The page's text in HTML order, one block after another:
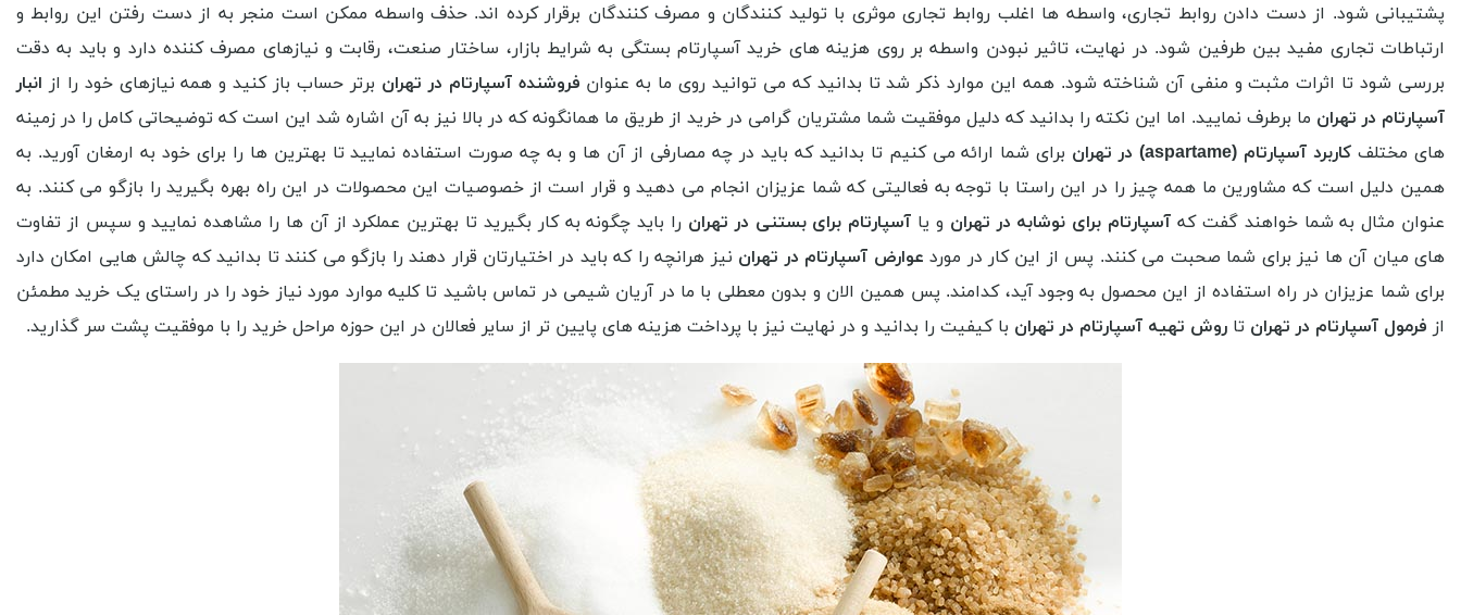
پشتیبانی شود. از دست دادن روابط تجاری، واسطه ها اغلب روابط تجاری موثری با تولید کنندگان و مصرف کنندگان برقرار کرده اند. حذف واسطه ممکن است منجر به از دست رفتن این روابط و
ارتباطات تجاری مفید بین طرفین شود. در نهایت، تاثیر نبودن واسطه بر روی هزینه های خرید آسپارتام بستگی به شرایط بازار، ساختار صنعت، رقابت و نیازهای مصرف کننده دارد و باید به دقت
بررسی شود تا اثرات مثبت و منفی آن شناخته شود. همه این موارد ذکر شد تا بدانید که می توانید روی ما به عنوان فروشنده آسپارتام در تهران برتر حساب باز کنید و همه نیازهای خود را از انبار
آسپارتام در تهران ما برطرف نمایید. اما این نکته را بدانید که دلیل موفقیت شما مشتریان گرامی در خرید از طریق ما همانگونه که در بالا نیز به آن اشاره شد این است که توضیحاتی کامل را در زمینه
های مختلفکاربرد آسپارتام (aspartame) در تهران
برای شما ارائه می کنیم تا بدانید که باید در چه مصارفی از آن ها و به چه صورت استفاده نمایید تا بهترین ها را برای خود به ارمغان آورید. به
همین دلیل است که مشاورین ما همه چیز را در این راستا با توجه به فعالیتی که شما عزیزان انجام می دهید و قرار است از خصوصیات این محصولات در این راه بهره بگیرید را بازگو می کنند. به
عنوان مثال به شما خواهند گفت که آسپارتام برای نوشابه در تهران و یا آسپارتام برای بستنی در تهران را باید چگونه به کار بگیرید تا بهترین عملکرد از آن ها را مشاهده نمایید و سپس از تفاوت
های میان آن ها نیز برای شما صحبت می کنند. پس از این کار در مورد عوارض آسپارتام در تهران نیز هرانچه را که باید در اختیارتان قرار دهند را بازگو می کنند تا بدانید که چالش هایی امکان دارد
برای شما عزیزان در راه استفاده از این محصول به وجود آید، کدامند. پس همین الان و بدون معطلی با ما در آریان شیمی در تماس باشید تا کلیه موارد مورد نیاز خود را در راستای یک خرید مطمئن
از فرمول آسپارتام در تهران تا روش تهیه آسپارتام در تهران با کیفیت را بدانید و در نهایت نیز با پرداخت هزینه های پایین تر از سایر فعالان در این حوزه مراحل خرید را با موفقیت پشت سر گذارید.